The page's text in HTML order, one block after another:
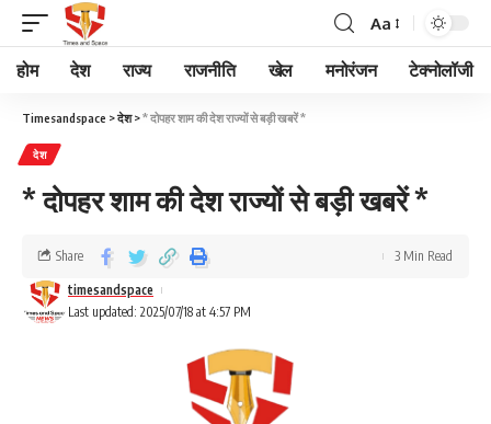
Aa
होम देश राज्य राजनीति खेल मनोरंजन टेक्नोलॉजी
Timesandspace >देश>* दोपहर शाम की देश राज्यों से बड़ी खबरें *
देश
* दोपहर शाम की देश राज्यों से बड़ी खबरें *
Last updated: 2025/07/18 at 4:57 PM
timesandspace
Share 3 Min Read